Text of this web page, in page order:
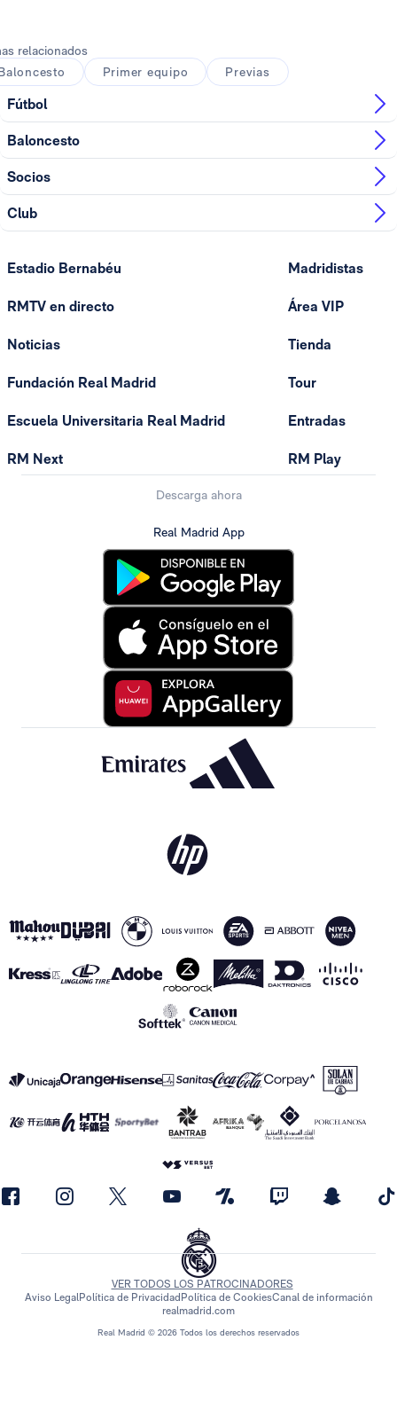
relacionados
Primer equipo Previas
Fútbol
Baloncesto
Socios
Club
Estadio Bernabéu
RMTV en directo
Noticias
Fundación Real Madrid
Escuela Universitaria Real Madrid
RM Next
Madridistas
Área VIP
Tienda
Tour
Entradas
RM Play
Descarga ahora
Real Madrid App
Real Madrid © 2026 Todos los derechos reservados
VER TODOS LOS PATROCINADORES
Aviso LegalPolítica de Privacidad Política de CookiesCanal de información
realmadrid.com